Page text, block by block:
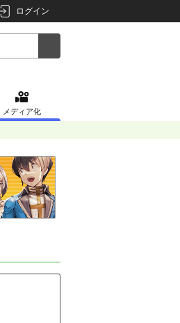
ログイン
メディア化